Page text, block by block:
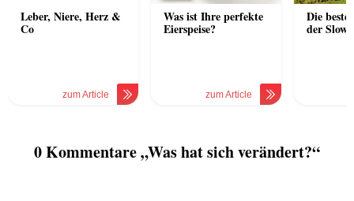
Leber, Niere, Herz &
Co
zum Article
Was ist Ihre perfekte
Eierspeise?
zum Article
Die
der
0 Kommentare „Was hat sich verändert?“